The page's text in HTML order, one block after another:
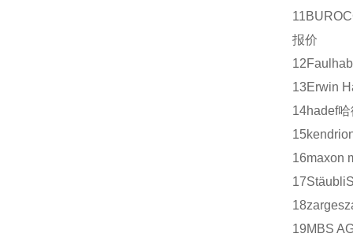
11
报价
12
13Erwin
14hadef哈
15
16maxon
17Stäubli
18zarges
19MBS